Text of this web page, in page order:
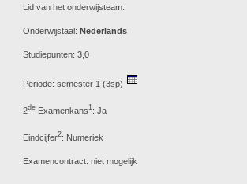
Lid van het onderwijsteam:
Onderwijstaal: Nederlands
Studiepunten: 3,0
Periode: semester 1 (3sp)
2de Examenkans1: Ja
Eindcijfer2: Numeriek
Examencontract: niet mogelijk